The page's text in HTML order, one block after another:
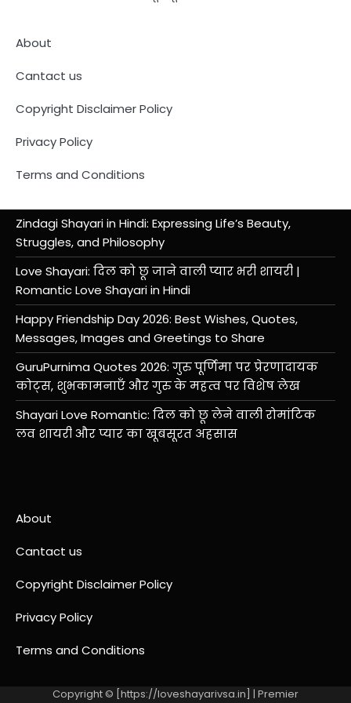
About
Cantact us
Copyright Disclaimer Policy
Privacy Policy
Terms and Conditions
Zindagi Shayari in Hindi: Expressing Life’s Beauty,
Struggles, and Philosophy
Love Shayari: दिल को छू जाने वाली प्यार भरी शायरी |
Romantic Love Shayari in Hindi
Happy Friendship Day 2026: Best Wishes, Quotes,
Messages, Images and Greetings to Share
GuruPurnima Quotes 2026: गुरु पूर्णिमा पर प्रेरणादायक
कोट्स, शुभकामनाएँ और गुरु के महत्व पर विशेष लेख
Shayari Love Romantic: दिल को छू लेने वाली रोमांटिक
लव शायरी और प्यार का खूबसूरत अहसास
About
Cantact us
Copyright Disclaimer Policy
Privacy Policy
Terms and Conditions
Copyright © [https://loveshayarivsa.in] | Premier